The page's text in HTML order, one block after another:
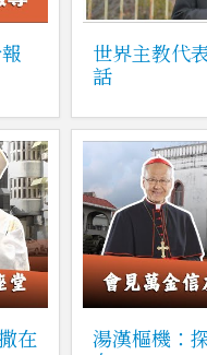
世界主教代
話
在
湯漢樞機：